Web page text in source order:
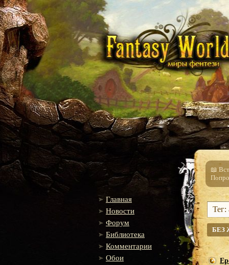
Главная
Новости
Форум
Библиотека
Комментарии
Обои
📖
Тег:
БЕЗ